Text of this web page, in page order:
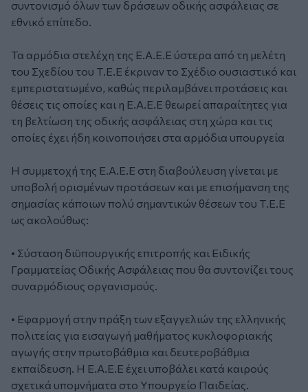
συντονισμό όλων των δράσεων οδικής ασφάλειας σε
εθνικό επίπεδο.
Τα αρμόδια στελέχη της Ε.Α.Ε.Ε ύστερα από τη μελέτη
του Σχεδίου του Τ.Ε.Ε έκριναν το Σχέδιο ουσιαστικό και
εμπεριστατωμένο, καθώς περιλαμβάνει προτάσεις και
θέσεις τις οποίες και η Ε.Α.Ε.Ε θεωρεί απαραίτητες για
τη βελτίωση της οδικής ασφάλειας στη χώρα και τις
οποίες έχει ήδη κοινοποιήσει στα αρμόδια υπουργεία
Η συμμετοχή της Ε.Α.Ε.Ε στη διαβούλευση γίνεται με
υποβολή ορισμένων προτάσεων και με επισήμανση της
σημασίας κάποιων πολύ σημαντικών θέσεων του Τ.Ε.Ε
ως ακολούθως:
• Σύσταση διϋπουργικής επιτροπής και Ειδικής
Γραμματείας Οδικής Ασφάλειας που θα συντονίζει τους
συναρμόδιους οργανισμούς.
• Εφαρμογή στην πράξη των εξαγγελιών της ελληνικής
πολιτείας για εισαγωγή μαθήματος κυκλοφοριακής
αγωγής στην πρωτοβάθμια και δευτεροβάθμια
εκπαίδευση. Η Ε.Α.Ε.Ε έχει υποβάλει κατά καιρούς
σχετικά υπομνήματα στο Υπουργείο Παιδείας.